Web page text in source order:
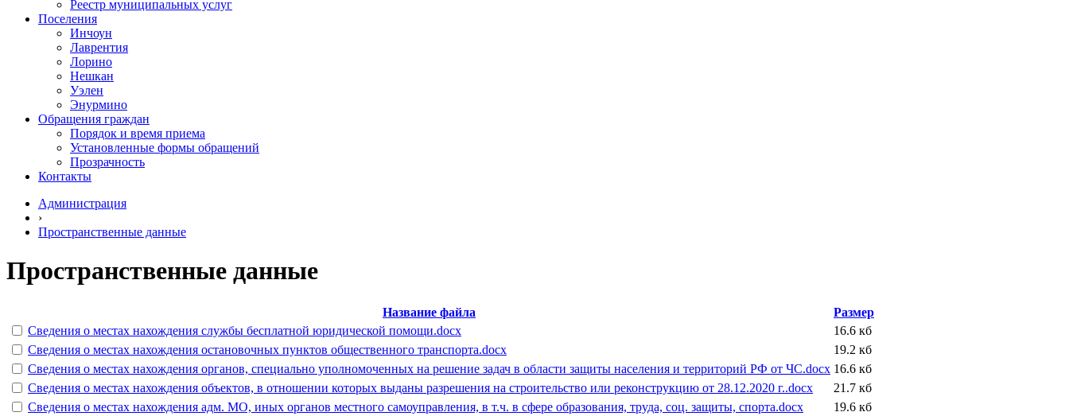
Реестр муниципальных услуг
Поселения
Инчоун
Лаврентия
Лорино
Нешкан
Уэлен
Энурмино
Обращения граждан
Порядок и время приема
Установленные формы обращений
Прозрачность
Контакты
Администрация
›
Пространственные данные
Пространственные данные
Название файла
Размер
Сведения о местах нахождения службы бесплатной юридической помощи.docx
16.6 кб
Сведения о местах нахождения остановочных пунктов общественного транспорта.docx
19.2 кб
Сведения о местах нахождения органов, специально уполномоченных на решение задач в области защиты населения и территорий РФ от ЧС.docx 16.6 кб
Сведения о местах нахождения объектов, в отношении которых выданы разрешения на строительство или реконструкцию от 28.12.2020 г..docx
21.7 кб
Сведения о местах нахождения адм. МО, иных органов местного самоуправления, в т.ч. в сфере образования, труда, соц. защиты, спорта.docx
19.6 кб